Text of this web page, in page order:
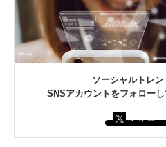
ソーシャルトレ
SNSアカウントをフォロー